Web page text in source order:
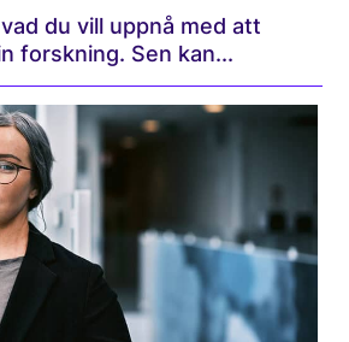
du vill uppnå med att
forskning. Sen kan...